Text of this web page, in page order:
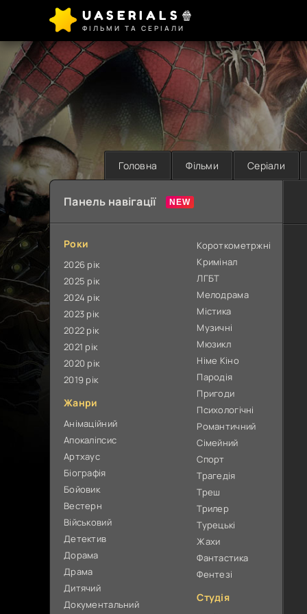
UASERIALS🍿
ФІЛЬМИ ТА СЕРІАЛИ
Головна Фільми Серіали
Панель навігації
Роки
2026 рік
2025 рік
2024 рік
2023 рік
2022 рік
2021 рік
2020 рік
2019 рік
Жанри
Анімаційний
Апокаліпсис
Артхаус
Біографія
Бойовик
Вестерн
Військовий
Детектив
Дорама
Драма
Дитячий
Документальний
Короткометржні
Кримінал
ЛГБТ
Мелодрама
Містика
Музичні
Мюзикл
Німе Кіно
Пародія
Пригоди
Психологічні
Романтичний
Сімейний
Спорт
Трагедія
Треш
Трилер
Турецькі
Жахи
Фантастика
Фентезі
Студія